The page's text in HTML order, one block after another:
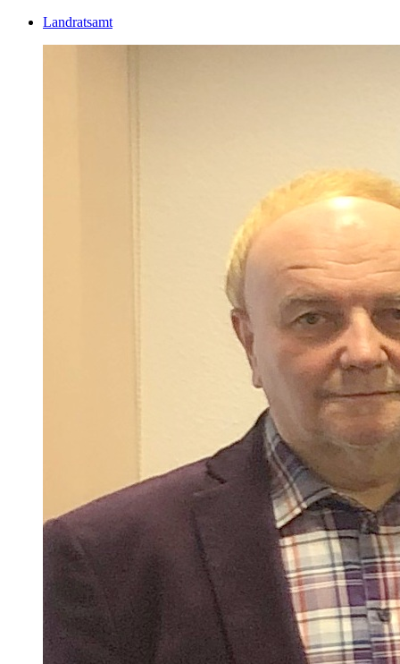
Landratsamt